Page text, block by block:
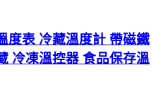
度表 冷藏溫度計 帶磁鐵
冷凍溫控器 食品保存溫